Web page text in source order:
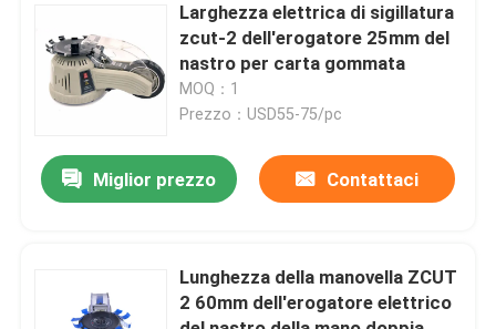
Contattici
Notizie
Erogatore elettrico del nastro
erogatore automatico del nastro
Larghezza elettrica di sigillatura
zcut-2 dell'erogatore 25mm del
nastro per carta gommata
MOQ：1
Prezzo：USD55-75/pc
Miglior prezzo Contattaci
Lunghezza della manovella ZCUT
2 60mm dell'erogatore elettrico